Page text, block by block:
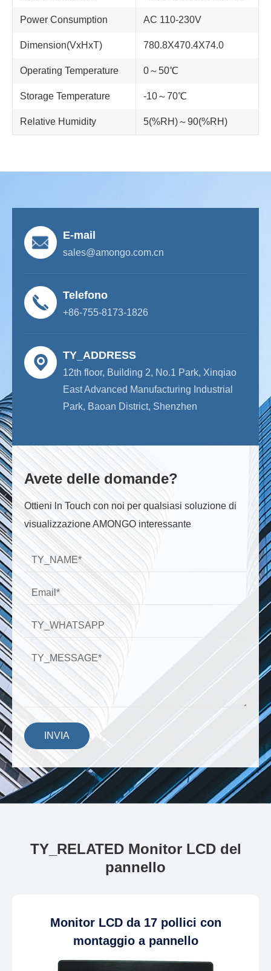
Power Consumption AC 110-230V
Dimension(VxHxT) 780.8X470.4X74.0
Operating Temperature 0～50℃
Storage Temperature -10～70℃
Relative Humidity 5(%RH)～90(%RH)
E-mail
sales@amongo.com.cn
Telefono
+86-755-8173-1826
TY_ADDRESS
12th floor, Building 2, No.1 Park, Xinqiao
East Advanced Manufacturing Industrial
Park, Baoan District, Shenzhen
Avete delle domande?
Ottieni ln Touch con noi per qualsiasi soluzione di
visualizzazione AMONGO interessante
INVIA
TY_RELATED Monitor LCD del
pannello
Monitor LCD da 17 pollici con
montaggio a pannello